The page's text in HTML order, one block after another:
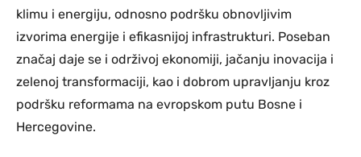
klimu i energiju, odnosno podršku obnovljivim
izvorima energije i efikasnijoj infrastrukturi. Poseban
značaj daje se i održivoj ekonomiji, jačanju inovacija i
zelenoj transformaciji, kao i dobrom upravljanju kroz
podršku reformama na evropskom putu Bosne i
Hercegovine.